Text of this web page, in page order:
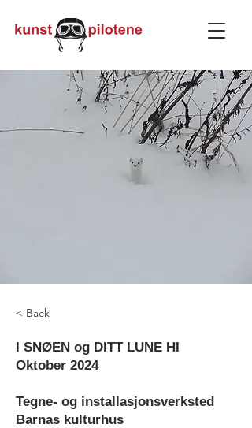
< Back
I SNØEN og DITT LUNE HI
Oktober 2024
Tegne- og installasjonsverksted
Barnas kulturhus